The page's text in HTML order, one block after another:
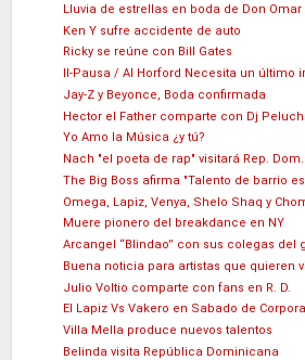
Lluvia de estrellas en boda de Don Omar
Ken Y sufre accidente de auto
Ricky se reúne con Bill Gates
II-Pausa / Al Horford Necesita un último
Jay-Z y Beyonce, Boda confirmada
Hector el Father comparte con Dj
Yo Amo la Música ¿y tú?
Nach "el poeta de rap" visitará Rep. Dom.
The Big Boss afirma "Talento de barrio
Omega, Lapiz, Venya, Shelo Shaq y
Muere pionero del breakdance en NY
Arcangel “Blindao” con sus colegas del
Buena noticia para artistas que quieren
Julio Voltio comparte con fans en R. D.
El Lapiz Vs Vakero en Sabado de
Villa Mella produce nuevos talentos
Belinda visita República Dominicana